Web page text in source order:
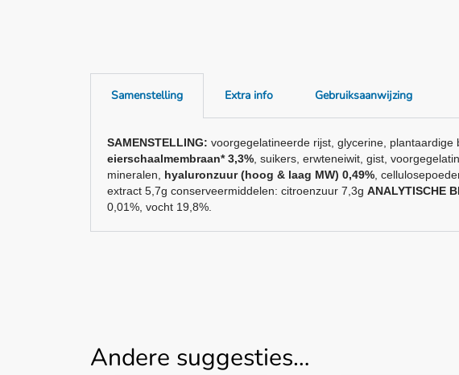
Samenstelling Extra info Gebruiksaanwijzing
SAMENSTELLING: voorgegelatineerde rijst, glycerine,
eierschaalmembraan* 3,3% , suikers, erwteneiwit, gist,
mineralen, hyaluronzuur (hoog & laag MW) 0,49% ,
extract 5,7g conserveermiddelen: citroenzuur 7,3g ANALYTISCHE
0,01%, vocht 19,8%.
Andere suggesties…